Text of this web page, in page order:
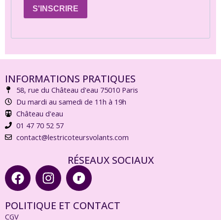
S'INSCRIRE
INFORMATIONS PRATIQUES
58, rue du Château d'eau 75010 Paris
Du mardi au samedi de 11h à 19h
Château d'eau
01 47 70 52 57
contact@lestricoteursvolants.com
RÉSEAUX SOCIAUX
F
a
c
e
I
n
s
t
R
a
v
e
POLITIQUE ET CONTACT
CGV